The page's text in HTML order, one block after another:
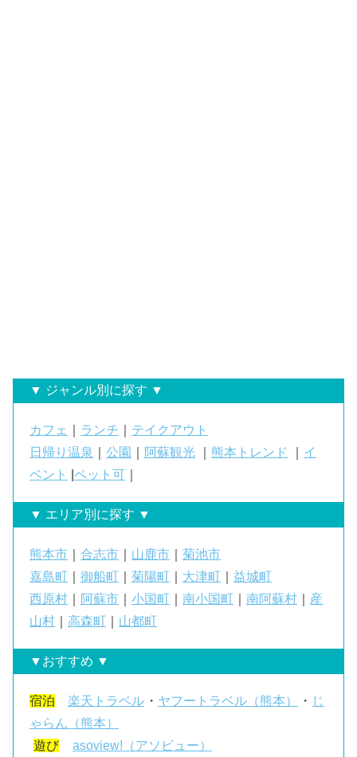
▼ ジャンル別に探す ▼
カフェ ランチ
テイクアウト
日帰り温泉
公園 阿蘇観光 熊本トレンド
イ
ベント
ペット可
▼ エリア別に探す ▼
熊本市 合志市 山鹿市
菊池市
嘉島町
御船町 菊陽町 大津町
益城町
西原村
阿蘇市 小国町 南小国町 南阿蘇村
産
山村
高森町 山都町
▼おすすめ ▼
宿泊 楽天トラベル ・ ヤフートラベル（熊本） ・ じ
ゃらん（熊本）
遊び
asoview!（アソビュー）